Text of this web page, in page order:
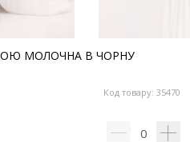
МОЛОЧНА В ЧОРНУ
Код товару: 35470
0